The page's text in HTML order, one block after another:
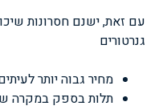
עם זאת, ישנם חסרונות
גנרטורים
מחיר גבוה יותר
תלות בספק במקרה